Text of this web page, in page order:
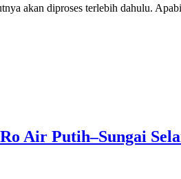
akan diproses terlebih dahulu.
Air Putih–Sungai